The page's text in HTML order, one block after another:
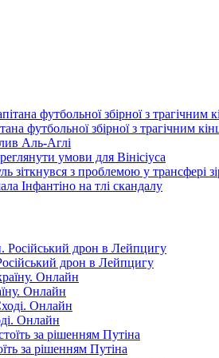
футбольної збірної з трагічним
Аль-Аглі
умови для Вінісіуса
зіткнувся з проблемою у трансфері
Інфантіно на тлі скандалу
дрон в Лейпцигу
Онлайн
Онлайн
за рішенням Путіна